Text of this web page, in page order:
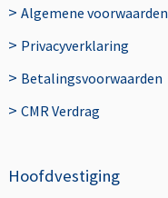
> Algemene voorwaarden
> Privacyverklaring
> Betalingsvoorwaarden
> CMR Verdrag
Hoofdvestiging